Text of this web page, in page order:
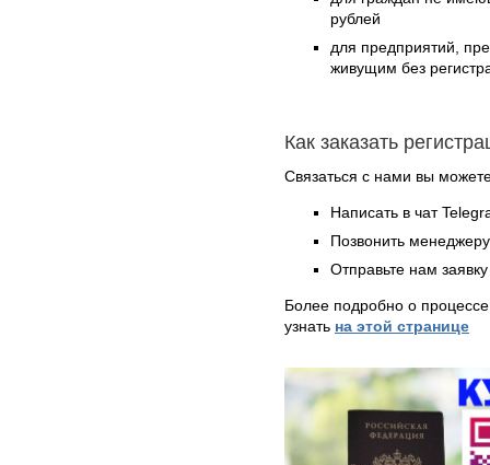
рублей
для предприятий,
живущим без
Как заказать
Связаться с нами вы
Написать в чат
Позвонить
Отправьте нам
Более подробно о
узнать на этой странице